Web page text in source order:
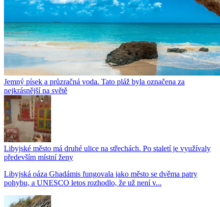
Jemný písek a průzračná voda. Tato pláž byla označena za
nejkrásnější na světě
Libyjské město má druhé ulice na střechách. Po staletí je využívaly
především místní ženy
Libyjská oáza Ghadámis fungovala jako město se dvěma patry
pohybu, a UNESCO letos rozhodlo, že už není v...